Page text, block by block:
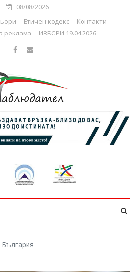
08/08/2026
Етичен кодекс
Контакти
реклама
ИЗБОРИ 19.04.2026
България